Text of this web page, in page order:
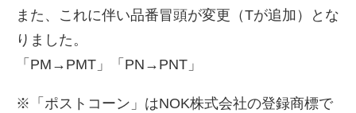
また、これに伴い品番冒頭が変更（Tが追加）とな
りました。
「PM→PMT」「PN→PNT」
※「ポストコーン」はNOK株式会社の登録商標で